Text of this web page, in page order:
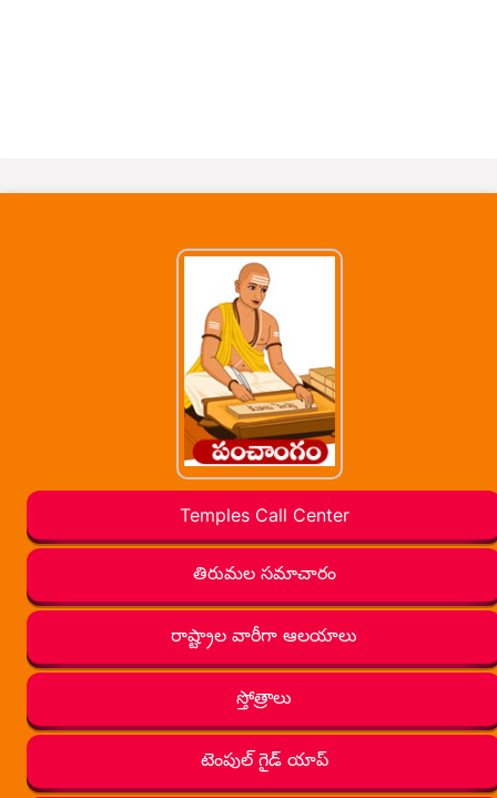
Temples Call Center
తిరుమల సమాచారం
రాష్ట్రాల వారీగా ఆలయాలు
స్తోత్రాలు
టెంపుల్ గైడ్ యాప్